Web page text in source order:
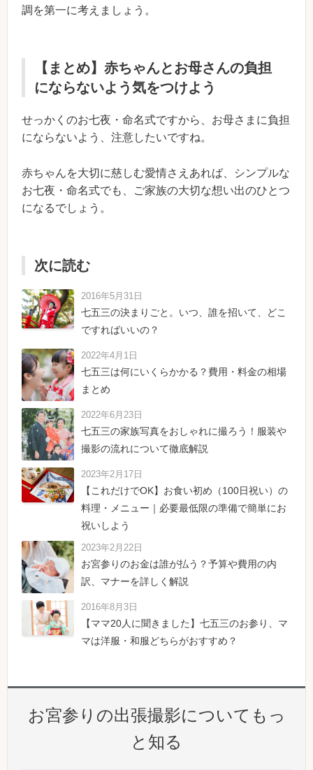
調を第一に考えましょう。
【まとめ】赤ちゃんとお母さんの負担
にならないよう気をつけよう
せっかくのお七夜・命名式ですから、お母さまに負担
にならないよう、注意したいですね。
赤ちゃんを大切に慈しむ愛情さえあれば、シンプルな
お七夜・命名式でも、ご家族の大切な想い出のひとつ
になるでしょう。
次に読む
2016年5月31日
七五三の決まりごと。いつ、誰を招いて、どこ
ですればいいの？
2022年4月1日
七五三は何にいくらかかる？費用・料金の相場
まとめ
2022年6月23日
七五三の家族写真をおしゃれに撮ろう！服装や
撮影の流れについて徹底解説
2023年2月17日
【これだけでOK】お食い初め（100日祝い）の
料理・メニュー｜必要最低限の準備で簡単にお
祝いしよう
2023年2月22日
お宮参りのお金は誰が払う？予算や費用の内
訳、マナーを詳しく解説
2016年8月3日
【ママ20人に聞きました】七五三のお参り、マ
マは洋服・和服どちらがおすすめ？
お宮参りの出張撮影についてもっ
と知る